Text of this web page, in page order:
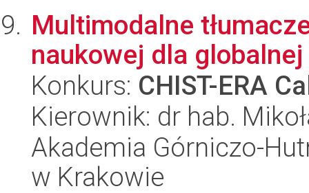
Multimodalne
naukowej dla
Konkurs: CHIST-ERA
Kierownik: dr hab.
Akademia Górniczo-
w Krakowie